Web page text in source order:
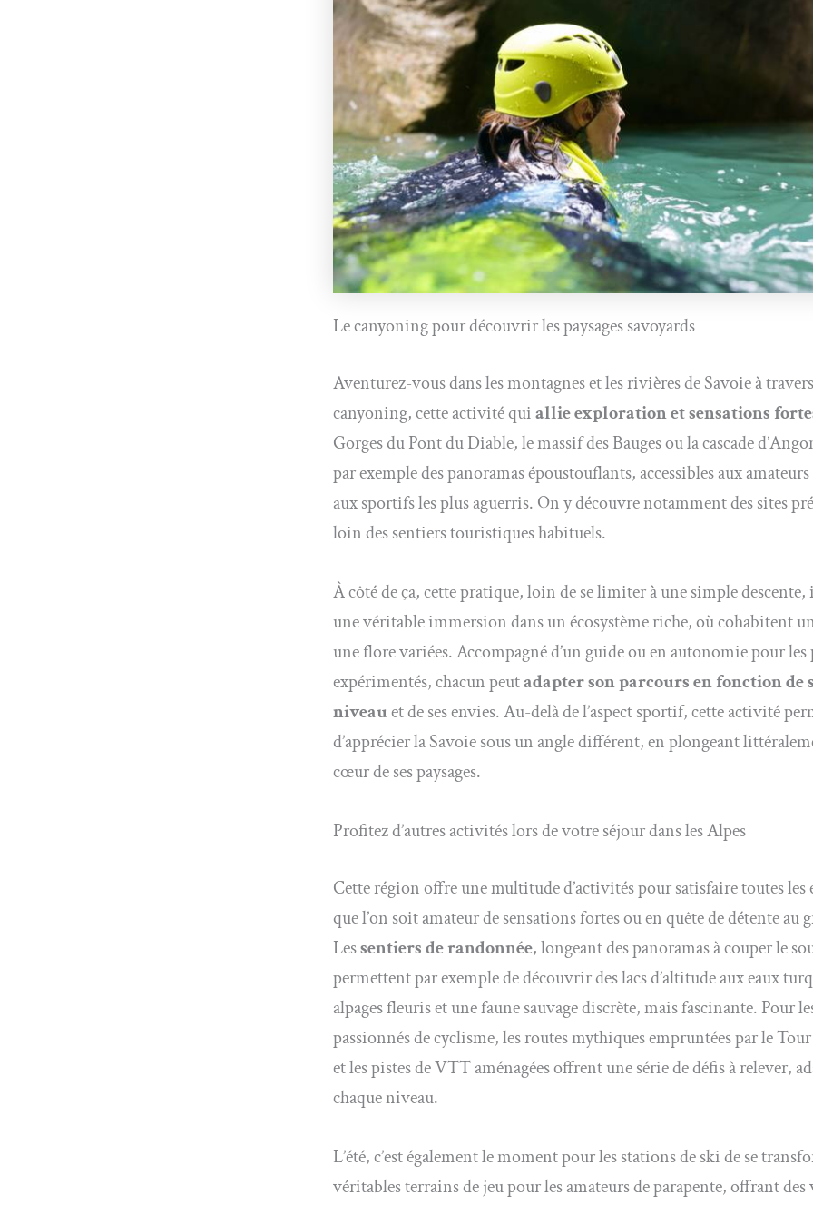
Le canyoning pour découvrir les paysages savoyards
Aventurez-vous dans les montagnes et les rivières de Savoie à
canyoning, cette activité quiallie exploration et sensations
Gorges du Pont du Diable, le massif des Bauges ou la cascade
par exemple des panoramas époustouflants, accessibles aux
aux sportifs les plus aguerris. On y découvre notamment des sites
loin des sentiers touristiques habituels.
À côté de ça, cette pratique, loin de se limiter à une simple
une véritable immersion dans un écosystème riche, où cohabitent
une flore variées. Accompagné d’un guide ou en autonomie pour les
expérimentés, chacun peutadapter son parcours en fonction de
niveauet de ses envies. Au-delà de l’aspect sportif, cette activité
d’apprécier la Savoie sous un angle différent, en plongeant
cœur de ses paysages.
Profitez d’autres activités lors de votre séjour dans les Alpes
Cette région offre une multitude d’activités pour satisfaire toutes les
que l’on soit amateur de sensations fortes ou en quête de détente au
Lessentiers de randonnée, longeant des panoramas à couper le
permettent par exemple de découvrir des lacs d’altitude aux eaux
alpages fleuris et une faune sauvage discrète, mais fascinante. Pour
passionnés de cyclisme, les routes mythiques empruntées par le
et les pistes de VTT aménagées offrent une série de défis à relever,
chaque niveau.
L’été, c’est également le moment pour les stations de ski de se
véritables terrains de jeu pour les amateurs de parapente, offrant des